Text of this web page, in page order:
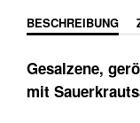
BESCHREIBUNG
Gesalzene,
mit